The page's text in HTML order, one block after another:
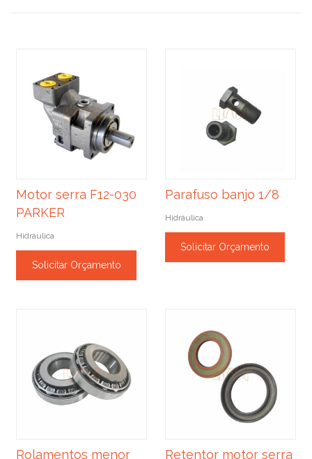
Motor serra F12-030
PARKER
Hidráulica
Solicitar Orçamento
Parafuso banjo 1/8
Hidráulica
Solicitar Orçamento
Rolamentos menor Retentor motor serra